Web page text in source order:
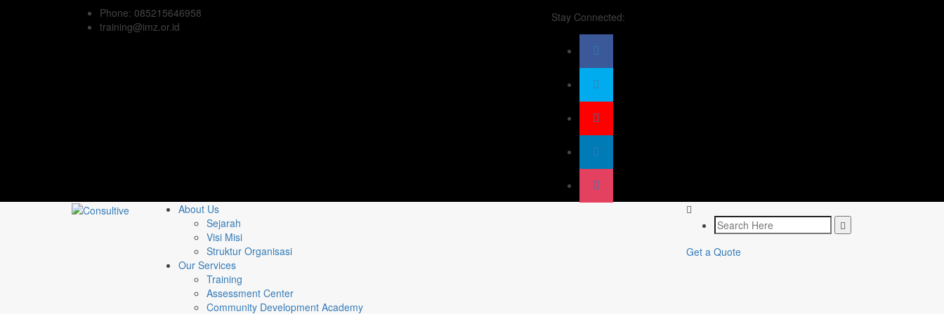
Phone: 085215646958
training@imz.or.id
Stay Connected:
About Us
Sejarah
Visi Misi
Struktur Organisasi
Our Services
Training
Assessment Center
Community Development Academy
Get a Quote